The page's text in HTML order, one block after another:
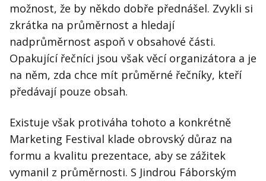
možnost, že by někdo dobře přednášel. Zvykli si
zkrátka na průměrnost a hledají
nadprůměrnost aspoň v obsahové části.
Opakující řečníci jsou však věcí organizátora a je
na něm, zda chce mít průměrné řečníky, kteří
předávají pouze obsah.
Existuje však protiváha tohoto a konkrétně
Marketing Festival klade obrovský důraz na
formu a kvalitu prezentace, aby se zážitek
vymanil z průměrnosti. S Jindrou Fáborským